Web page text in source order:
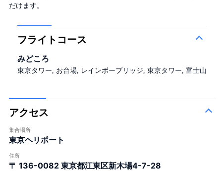
だけます。
フライトコース
みどころ
東京タワー, お台場, レインボーブリッジ, 東京タワー, 富士山
アクセス
集合場所
東京ヘリポート
住所
〒 136-0082 東京都江東区新木場4-7-28